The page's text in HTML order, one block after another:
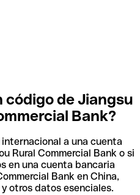
código de Jiangsu
Bank?
a una cuenta
Rural Commercial Bank o si
en una cuenta bancaria
Bank en China,
otros datos esenciales.